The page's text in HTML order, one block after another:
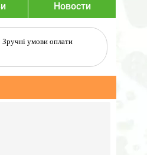
Новости
умови оплати